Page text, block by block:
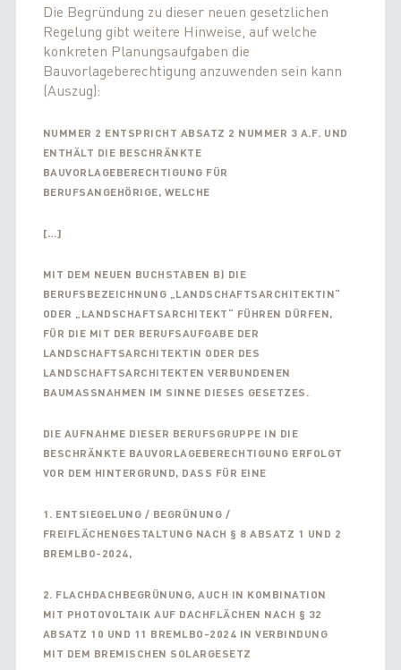
Die Begründung zu dieser neuen gesetzlichen
Regelung gibt weitere Hinweise, auf welche
konkreten Planungsaufgaben die
Bauvorlageberechtigung anzuwenden sein kann
(Auszug):
NUMMER 2 ENTSPRICHT ABSATZ 2 NUMMER 3 A.F. UND
ENTHÄLT DIE BESCHRÄNKTE
BAUVORLAGEBERECHTIGUNG FÜR
BERUFSANGEHÖRIGE, WELCHE
[…]
MIT DEM NEUEN BUCHSTABEN B) DIE
BERUFSBEZEICHNUNG „LANDSCHAFTSARCHITEKTIN“
ODER „LANDSCHAFTSARCHITEKT“ FÜHREN DÜRFEN,
FÜR DIE MIT DER BERUFSAUFGABE DER
LANDSCHAFTSARCHITEKTIN ODER DES
LANDSCHAFTSARCHITEKTEN VERBUNDENEN
BAUMASSNAHMEN IM SINNE DIESES GESETZES.
DIE AUFNAHME DIESER BERUFSGRUPPE IN DIE
BESCHRÄNKTE BAUVORLAGEBERECHTIGUNG ERFOLGT
VOR DEM HINTERGRUND, DASS FÜR EINE
1. ENTSIEGELUNG / BEGRÜNUNG /
FREIFLÄCHENGESTALTUNG NACH § 8 ABSATZ 1 UND 2
BREMLBO-2024,
2. FLACHDACHBEGRÜNUNG, AUCH IN KOMBINATION
MIT PHOTOVOLTAIK AUF DACHFLÄCHEN NACH § 32
ABSATZ 10 UND 11 BREMLBO-2024 IN VERBINDUNG
MIT DEM BREMISCHEN SOLARGESETZ